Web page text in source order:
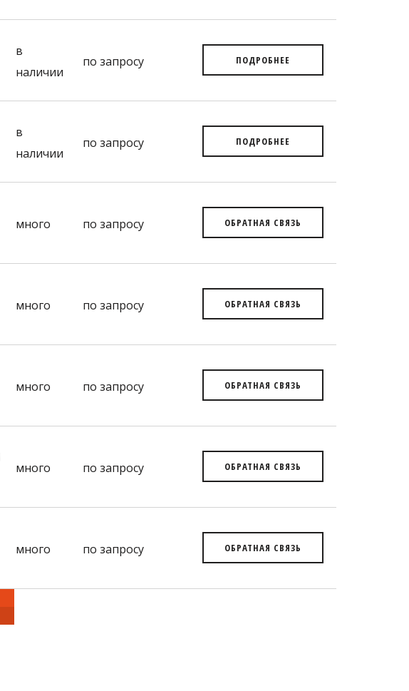
в
наличии
по запросу ПОДРОБНЕЕ
в
наличии
по запросу ПОДРОБНЕЕ
много по запросу ОБРАТНАЯ СВЯЗЬ
много по запросу ОБРАТНАЯ СВЯЗЬ
много по запросу ОБРАТНАЯ СВЯЗЬ
много по запросу ОБРАТНАЯ СВЯЗЬ
много по запросу ОБРАТНАЯ СВЯЗЬ